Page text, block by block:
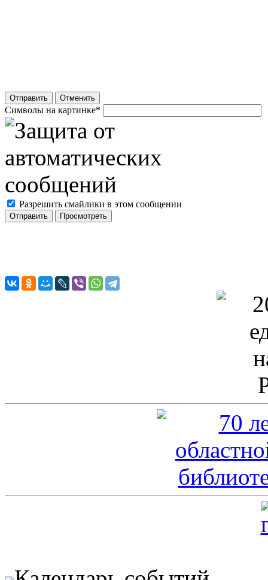
Отправить Отменить
Символы на картинке*
Разрешить смайлики в этом сообщении